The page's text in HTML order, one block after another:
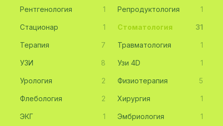
Рентгенология 1 Репродуктология 1
Стационар 1 Стоматология 31
Терапия 7 Травматология 1
УЗИ 8 Узи 4D 1
Урология 2 Физиотерапия 5
Флебология 2 Хирургия 1
ЭКГ 1 Эмбриология 1